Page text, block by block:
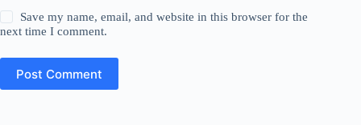
Save my name, email, and website in this browser for the
next time I comment.
Post Comment